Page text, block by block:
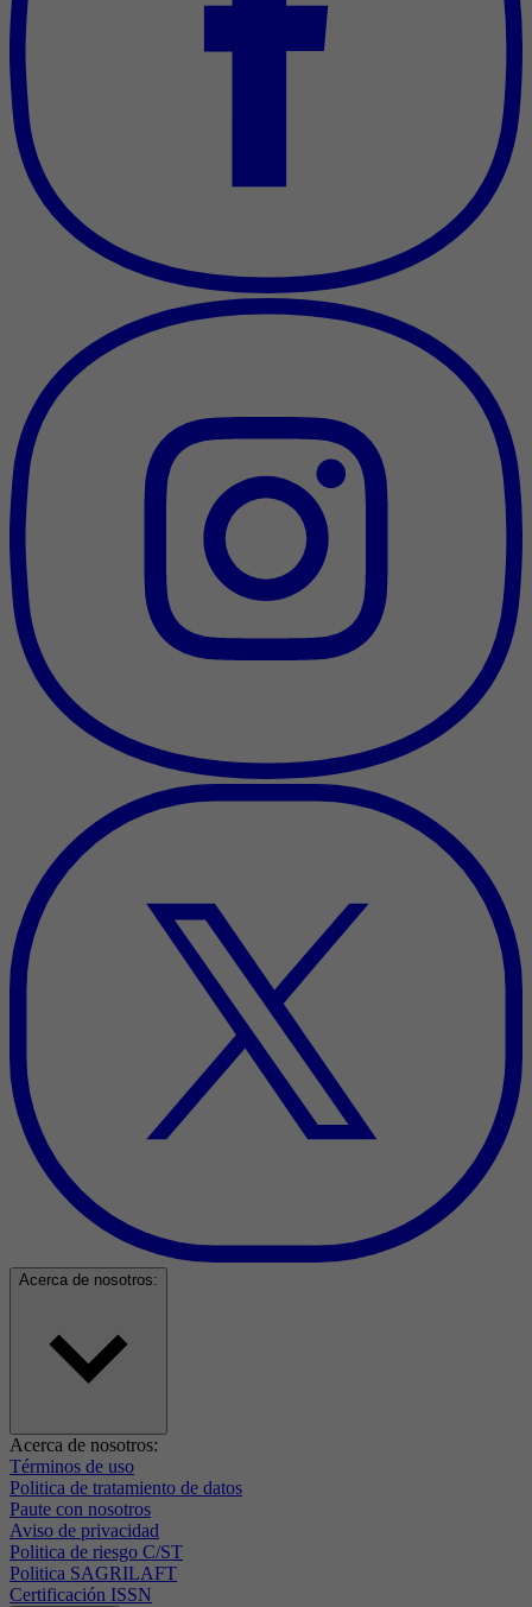
Acerca de nosotros:
Acerca de nosotros:
Términos de uso
Politica de tratamiento de datos
Paute con nosotros
Aviso de privacidad
Politica de riesgo C/ST
Politica SAGRILAFT
Certificación ISSN